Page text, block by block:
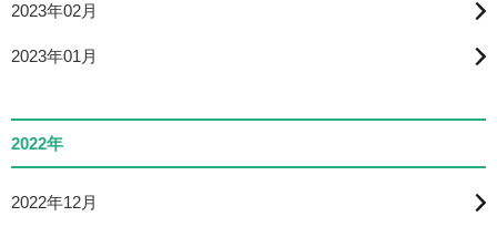
2023年02月
2023年01月
2022年
2022年12月